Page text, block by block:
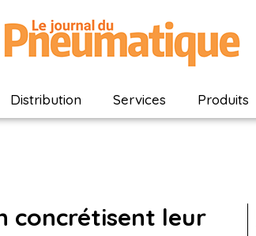
Distribution Services Produits
concrétisent leur